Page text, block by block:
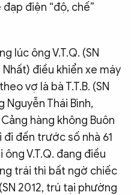
điện “độ, chế”
lúc ông V.T.Q. (SN
điều khiển xe máy
vợ là bà T.T.B. (SN
Thái Bình,
hàng không Buôn
đi đến trước số nhà 61
ông V.T.Q. đang điều
trái thì bất ngờ chiếc
2012, trú tại phường